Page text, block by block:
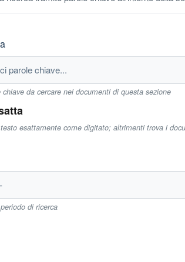
da cercare nei documenti di questa sezione
esattamente come digitato; altrimenti trova i
di ricerca